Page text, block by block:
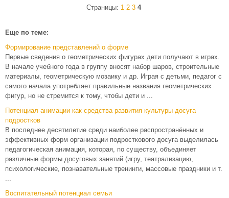
Страницы: 1 2 3 4
Еще по теме:
Формирование представлений о форме
Первые сведения о геометрических фигурах дети получают в играх.
В начале учебного года в группу вносят набор шаров, строительные
материалы, геометрическую мозаику и др. Играя с детьми, педагог с
самого начала употребляет правильные названия геометрических
фигур, но не стремится к тому, чтобы дети и ...
Потенциал анимации как средства развития культуры досуга
подростков
В последнее десятилетие среди наиболее распространённых и
эффективных форм организации подросткового досуга выделилась
педагогическая анимация, которая, по существу, объединяет
различные формы досуговых занятий (игру, театрализацию,
психологические, познавательные тренинги, массовые праздники и т.
Воспитательный потенциал семьи